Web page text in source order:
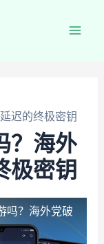
迟的终极密钥
？海外
极密钥
吗？海外党破